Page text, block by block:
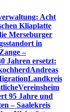
Acht
Kliaplatte
Merseburger
in
–
Jahren ersetzt:
Andreas
Landkreis
Vereinsheim
95 Jahre und
– Saalekreis